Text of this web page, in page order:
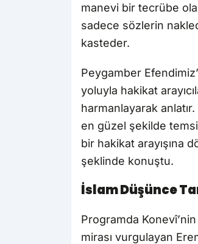
manevi bir tecrübe
sadece sözlerin
kasteder.
Peygamber
yoluyla hakikat
harmanlayarak
en güzel şekilde
bir hakikat arayışına
şeklinde konuştu.
İslam Düşünce
Programda Konevî’nin
mirası vurgulayan